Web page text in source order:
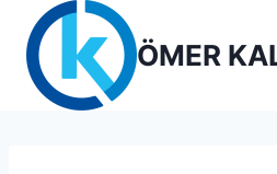
content
ÖMER